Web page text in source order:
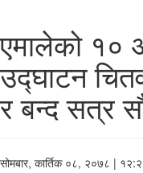
एमालेको १०
उद्घाटन
र बन्द सत्र
सोमबार, कार्तिक ०८, २०७८ |